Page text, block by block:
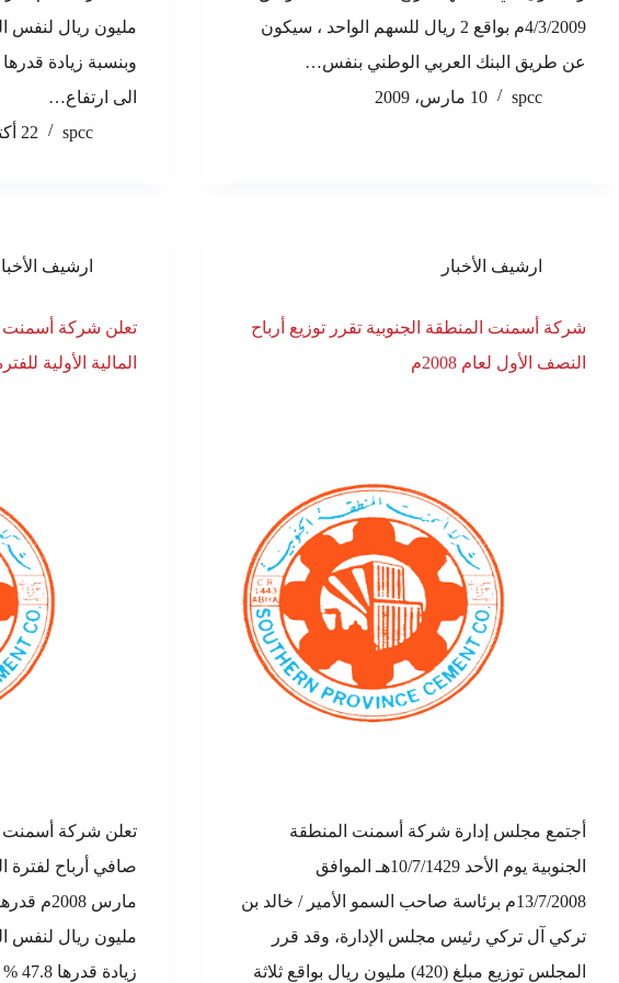
4/3/2009م بواقع 2 ريال للسهم الواحد ، سيكون
عن طريق البنك العربي الوطني بنفس…
spcc
10 مارس، 2009
مليون ريال لنفس
الى ارتفاع…
spcc
22 أكتوبر، 2008
ارشيف الأخبار
شركة أسمنت المنطقة الجنوبية تقرر توزيع أرباح
النصف الأول لعام 2008م
أجتمع مجلس إدارة شركة أسمنت المنطقة
الجنوبية يوم الأحد 10/7/1429هـ الموافق
13/7/2008م برئاسة صاحب السمو الأمير / خالد بن
تركي آل تركي رئيس مجلس الإدارة، وقد قرر
المجلس توزيع مبلغ (420) مليون ريال بواقع ثلاثة
ارشيف
تعلن شركة أسمنت
المالية الأولية للفتره
تعلن شركة أسمنت
مليون ريال لنفس
زيادة قدرها 47.8 % . كما بلغت صافي أرباح…